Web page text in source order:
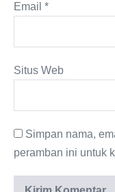
Email *
Situs Web
Simpan nama,
peramban ini untuk